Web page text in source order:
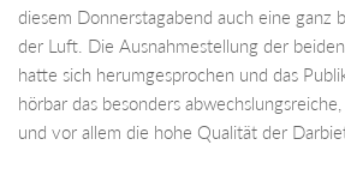
diesem Donnerstagabend auch eine ganz
der Luft. Die Ausnahmestellung der
hatte sich herumgesprochen und das
hörbar das besonders
und vor allem die hohe Qualität der